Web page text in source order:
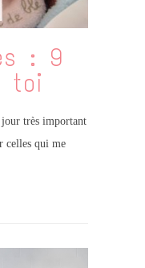
: 9
toi
très important
celles qui me